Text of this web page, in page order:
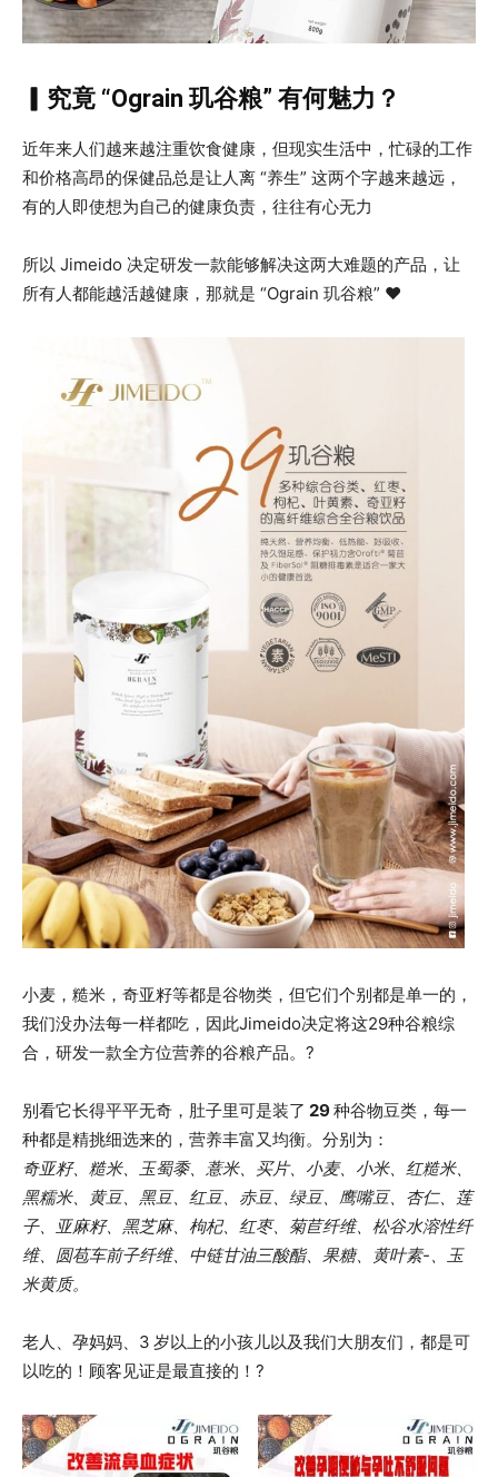
▎究竟 “Ograin 玑谷粮” 有何魅力？
近年来人们越来越注重饮食健康，但现实生活中，忙碌的工作
和价格高昂的保健品总是让人离 “养生” 这两个字越来越远，
有的人即使想为自己的健康负责，往往有心无力
所以 Jimeido 决定研发一款能够解决这两大难题的产品，让
所有人都能越活越健康，那就是 “Ograin 玑谷粮” ❤️
小麦，糙米，奇亚籽等都是谷物类，但它们个别都是单一的，
我们没办法每一样都吃，因此Jimeido决定将这29种谷粮综
合，研发一款全方位营养的谷粮产品。?
别看它长得平平无奇，肚子里可是装了 29种谷物豆类，每一
种都是精挑细选来的，营养丰富又均衡。分别为：
奇亚籽、糙米、玉蜀黍、薏米、买片、小麦、小米、红糙米、
黑糯米、黄豆、黑豆、红豆、赤豆、绿豆、鹰嘴豆、杏仁、莲
子、亚麻籽、黑芝麻、枸杞、红枣、菊苣纤维、松谷水溶性纤
维、圆苞车前子纤维、中链甘油三酸酯、果糖、黄叶素-、玉
米黄质。
老人、孕妈妈、3 岁以上的小孩儿以及我们大朋友们，都是可
以吃的！顾客见证是最直接的！?